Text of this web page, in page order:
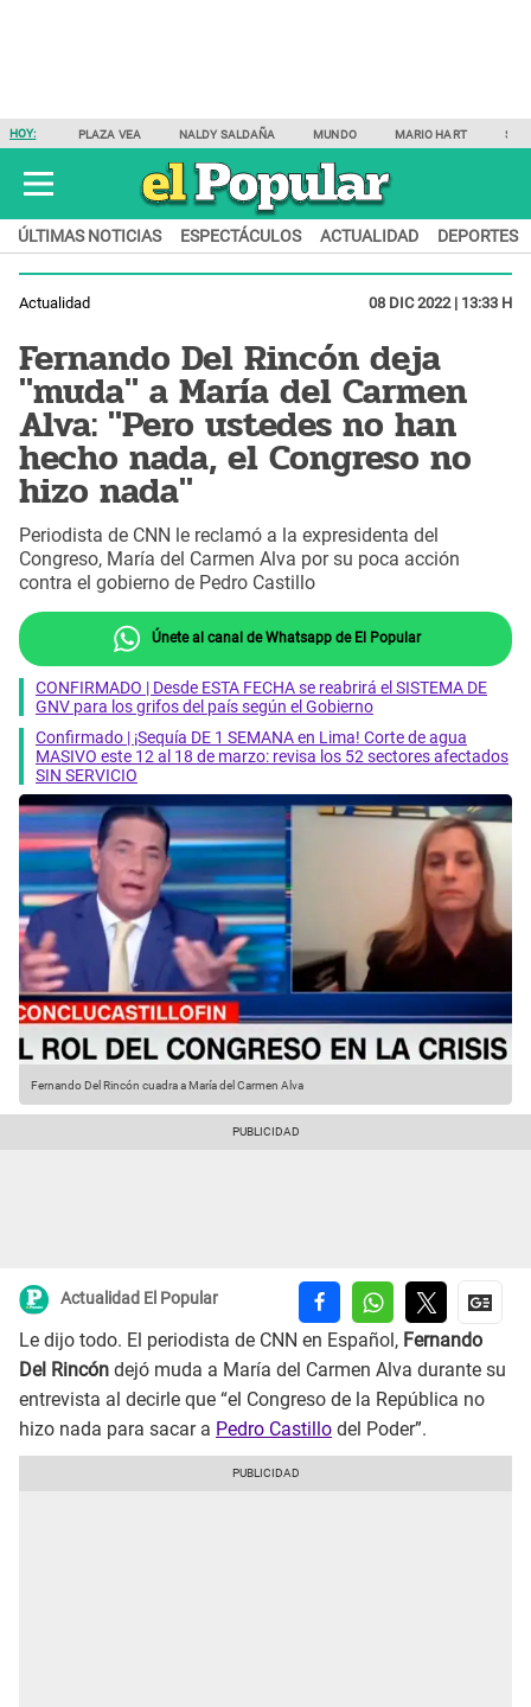
HOY: PLAZA VEA NALDY SALDAÑA MUNDO MARIO HART
ÚLTIMAS NOTICIAS ESPECTÁCULOS ACTUALIDAD DEPORTES
Actualidad 08 DIC 2022 | 13:33 H
Fernando Del Rincón deja
"muda" a María del Carmen
Alva: "Pero ustedes no han
hecho nada, el Congreso no
hizo nada"
Periodista de CNN le reclamó a la expresidenta del
Congreso, María del Carmen Alva por su poca acción
contra el gobierno de Pedro Castillo
Únete al canal de Whatsapp de El Popular
CONFIRMADO | Desde ESTA FECHA se reabrirá el SISTEMA DE
GNV para los grifos del país según el Gobierno
Confirmado | ¡Sequía DE 1 SEMANA en Lima! Corte de agua
MASIVO este 12 al 18 de marzo: revisa los 52 sectores afectados
SIN SERVICIO
Fernando Del Rincón cuadra a María del Carmen Alva
Actualidad El Popular
Le dijo todo. El periodista de CNN en Español, Fernando
Del Rincón dejó muda a María del Carmen Alva durante su
entrevista al decirle que “el Congreso de la República no
hizo nada para sacar a Pedro Castillo del Poder”.